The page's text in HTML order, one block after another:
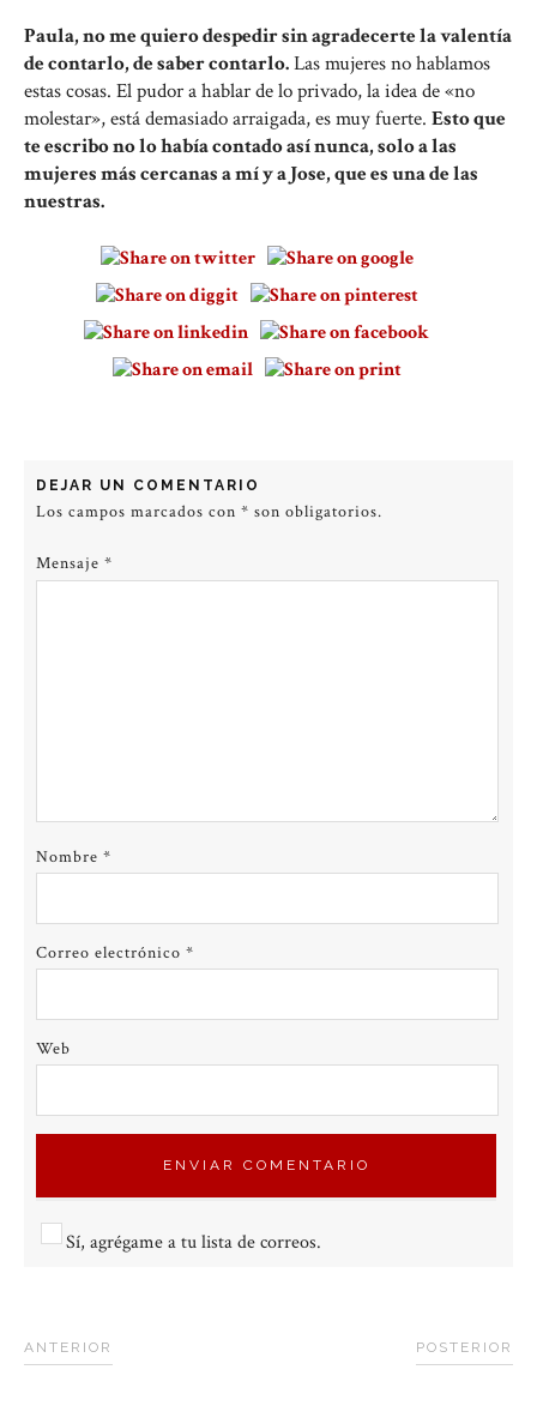
Paula, no me quiero despedir sin agradecerte la valentía
de contarlo, de saber contarlo.Las mujeres no hablamos
estas cosas. El pudor a hablar de lo privado, la idea de «no
molestar», está demasiado arraigada, es muy fuerte. Esto que
te escribo no lo había contado así nunca, solo a las
mujeres más cercanas a mí y a Jose, que es una de las
nuestras.
DEJAR UN COMENTARIO
Los campos marcados con * son obligatorios.
Mensaje *
Nombre *
Correo electrónico *
Web
Sí, agrégame a tu lista de correos.
POSTERIOR
ANTERIOR